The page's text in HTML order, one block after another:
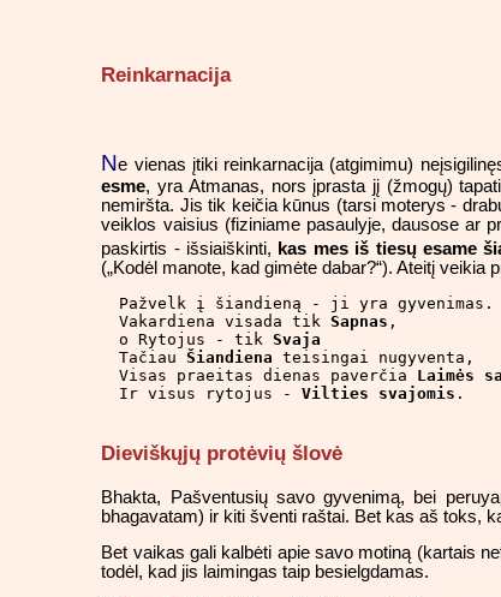
Reinkarnacija
Ne vienas įtiki reinkarnacija (atgimimu)
esme, yra Atmanas, nors įprasta jį (žmogų)
nemiršta. Jis tik keičia kūnus (tarsi moterys -
veiklos vaisius (fiziniame pasaulyje, dausose ar
paskirtis - išsiaiškinti, kas mes iš tiesų esame
(„Kodėl manote, kad gimėte dabar?“). Ateitį
Pažvelk į šiandieną - ji yra gyvenimas.
Vakardiena visada tik Sapnas ,
o Rytojus - tik Svaja
Tačiau Šiandiena teisingai nugyventa,
Visas praeitas dienas paverčia Laimės
Ir visus rytojus - Vilties svajomis .
Dieviškųjų protėvių šlovė
Bhakta, Pašventusių savo gyvenimą, bei
bhagavatam) ir kiti šventi raštai. Bet kas aš toks,
Bet vaikas gali kalbėti apie savo motiną (kartais
todėl, kad jis laimingas taip besielgdamas.